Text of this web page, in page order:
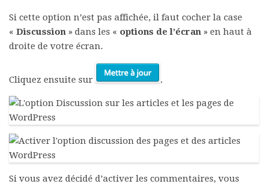
Si cette option n’est pas affichée, il faut cocher la case
« Discussion » dans les « options de l’écran » en haut à
droite de votre écran.
Cliquez ensuite sur .
Si vous avez décidé d’activer les commentaires, vous